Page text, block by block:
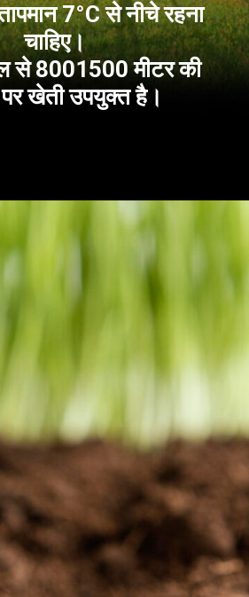
7°C से नीचे रहना
चाहिए।
से 8001500 मीटर की
खेती उपयुक्त है।